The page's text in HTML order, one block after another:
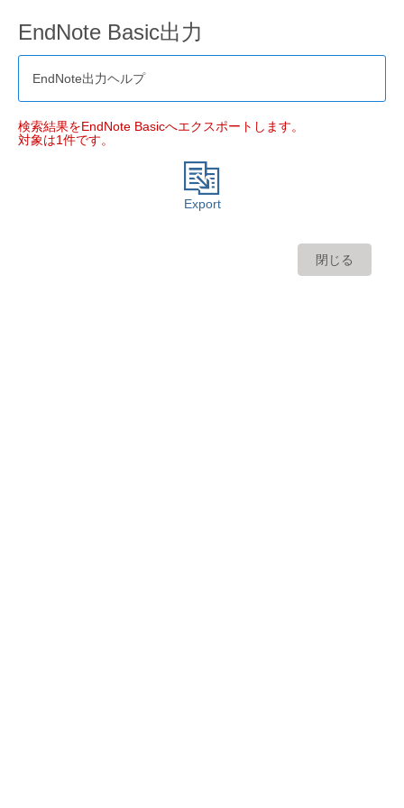
EndNote Basic出力
EndNote出力ヘルプ
検索結果をEndNote Basicへエクスポートします。
対象は1件です。
Export